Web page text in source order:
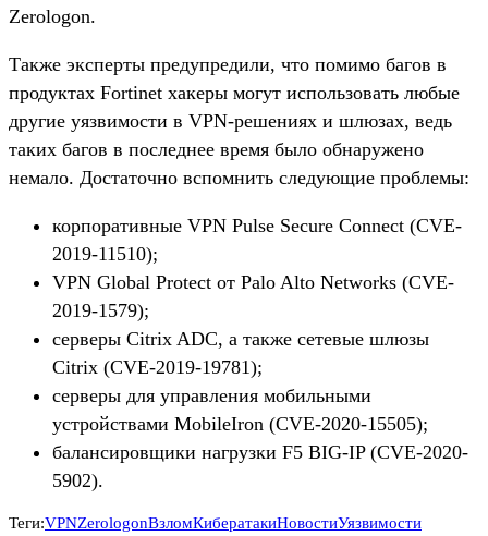
Zerologon.
Также эксперты предупредили, что помимо багов в
продуктах Fortinet хакеры могут использовать любые
другие уязвимости в VPN-решениях и шлюзах, ведь
таких багов в последнее время было обнаружено
немало. Достаточно вспомнить следующие проблемы:
корпоративные VPN Pulse Secure Connect (CVE-
2019-11510);
VPN Global Protect от Palo Alto Networks (CVE-
2019-1579);
серверы Citrix ADC, а также сетевые шлюзы
Citrix (CVE-2019-19781);
серверы для управления мобильными
устройствами MobileIron (CVE-2020-15505);
балансировщики нагрузки F5 BIG-IP (CVE-2020-
5902).
Теги:VPNZerologonВзломКибератакиНовостиУязвимости